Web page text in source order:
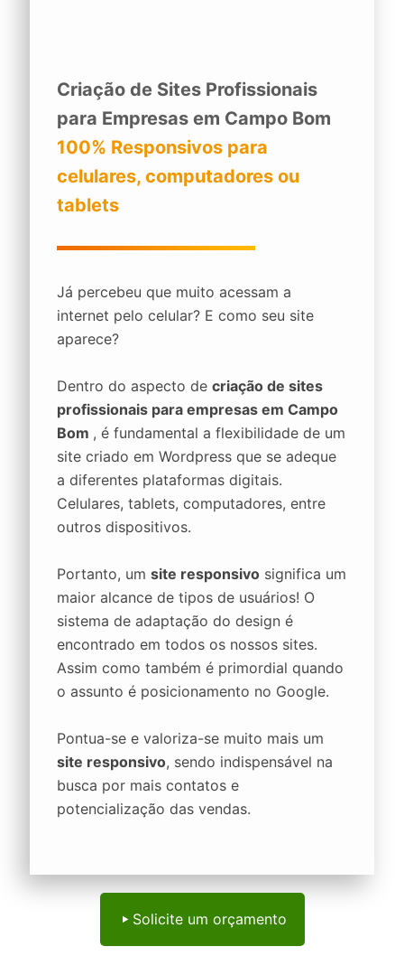
Criação de Sites Profissionais
para Empresas em Campo Bom
100% Responsivos para
celulares, computadores ou
tablets
Já percebeu que muito acessam a
internet pelo celular? E como seu site
aparece?
Dentro do aspecto de criação de sites
profissionais para empresas em Campo
Bom , é fundamental a flexibilidade de um
site criado em Wordpress que se adeque
a diferentes plataformas digitais.
Celulares, tablets, computadores, entre
outros dispositivos.
Portanto, um site responsivo significa um
maior alcance de tipos de usuários! O
sistema de adaptação do design é
encontrado em todos os nossos sites.
Assim como também é primordial quando
o assunto é posicionamento no Google.
Pontua-se e valoriza-se muito mais um
site responsivo, sendo indispensável na
busca por mais contatos e
potencialização das vendas.
Solicite um orçamento